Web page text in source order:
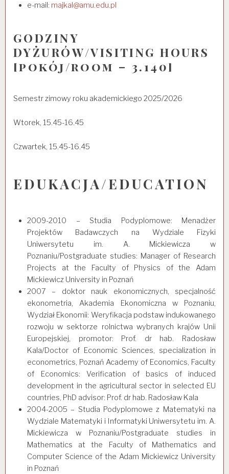
e-mail: majkal@amu.edu.pl
GODZINY
DYŻURÓW/VISITING HOURS
[pokój/room – 3.140]
Semestr zimowy roku akademickiego 2025/2026
Wtorek, 15.45-16.45
Czwartek, 15.45-16.45
EDUKACJA/EDUCATION
2009-2010 – Studia Podyplomowe: Menadżer
Projektów Badawczych na Wydziale Fizyki
Uniwersytetu im. A. Mickiewicza w
Poznaniu/Postgraduate studies: Manager of Research
Projects at the Faculty of Physics of the Adam
Mickiewicz University in Poznań
2007 – doktor nauk ekonomicznych, specjalność
ekonometria, Akademia Ekonomiczna w Poznaniu,
Wydział Ekonomii: Weryfikacja podstaw indukowanego
rozwoju w sektorze rolnictwa wybranych krajów Unii
Europejskiej, promotor: Prof. dr hab. Radosław
Kala/Doctor of Economic Sciences, specialization in
econometrics, Poznań Academy of Economics, Faculty
of Economics: Verification of basics of induced
development in the agricultural sector in selected EU
countries, PhD advisor: Prof. dr hab. Radosław Kala
2004-2005 – Studia Podyplomowe z Matematyki na
Wydziale Matematyki i Informatyki Uniwersytetu im. A.
Mickiewicza w Poznaniu/Postgraduate studies in
Mathematics at the Faculty of Mathematics and
Computer Science of the Adam Mickiewicz University
in Poznań